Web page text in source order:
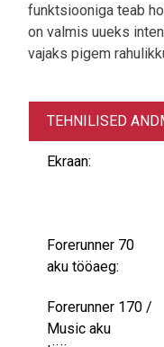
funktsiooniga teab
on valmis uueks
vajaks pigem
TEHNILISED
Ekraan:
Forerunner 70
aku tööaeg:
Forerunner 170 /
Music aku